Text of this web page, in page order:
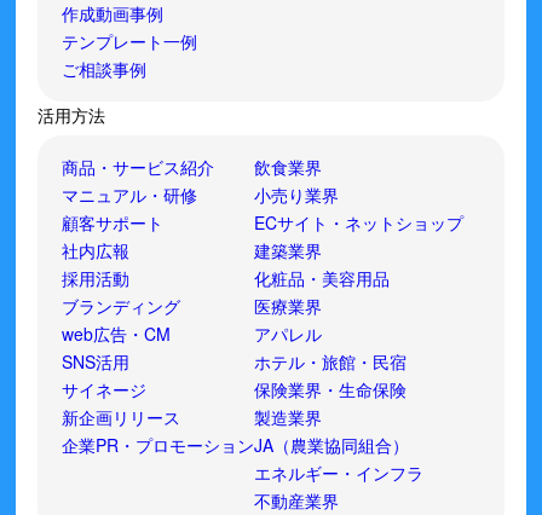
作成動画事例
テンプレート一例
ご相談事例
活用方法
商品・サービス紹介
マニュアル・研修
顧客サポート
社内広報
採用活動
ブランディング
web広告・CM
SNS活用
サイネージ
新企画リリース
企業PR・プロモーション
飲食業界
小売り業界
ECサイト・ネットショップ
建築業界
化粧品・美容用品
医療業界
アパレル
ホテル・旅館・民宿
保険業界・生命保険
製造業界
JA（農業協同組合）
エネルギー・インフラ
不動産業界